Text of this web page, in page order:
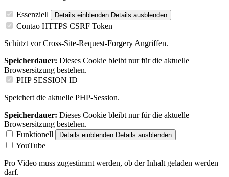
Essenziell Details einblenden Details ausblenden
Contao HTTPS CSRF Token
Schützt vor Cross-Site-Request-Forgery Angriffen.
Speicherdauer: Dieses Cookie bleibt nur für die aktuelle
Browsersitzung bestehen.
PHP SESSION ID
Speichert die aktuelle PHP-Session.
Speicherdauer: Dieses Cookie bleibt nur für die aktuelle
Browsersitzung bestehen.
Funktionell
Details einblenden Details ausblenden
YouTube
Pro Video muss zugestimmt werden, ob der Inhalt geladen werden
darf.